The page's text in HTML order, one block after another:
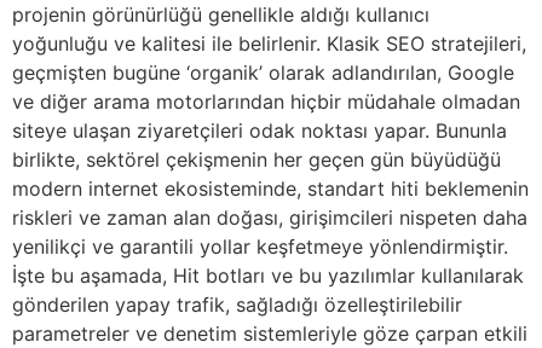
projenin görünürlüğü genellikle aldığı kullanıcı
yoğunluğu ve kalitesi ile belirlenir. Klasik SEO stratejileri,
geçmişten bugüne ‘organik’ olarak adlandırılan, Google
ve diğer arama motorlarından hiçbir müdahale olmadan
siteye ulaşan ziyaretçileri odak noktası yapar. Bununla
birlikte, sektörel çekişmenin her geçen gün büyüdüğü
modern internet ekosisteminde, standart hiti beklemenin
riskleri ve zaman alan doğası, girişimcileri nispeten daha
yenilikçi ve garantili yollar keşfetmeye yönlendirmiştir.
İşte bu aşamada, Hit botları ve bu yazılımlar kullanılarak
gönderilen yapay trafik, sağladığı özelleştirilebilir
parametreler ve denetim sistemleriyle göze çarpan etkili